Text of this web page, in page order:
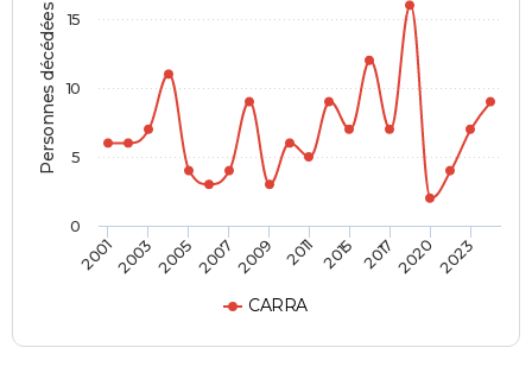
Personnes décédées
CARRA
20012003200520072009 2011 2015 201720202023
0
5
10
15